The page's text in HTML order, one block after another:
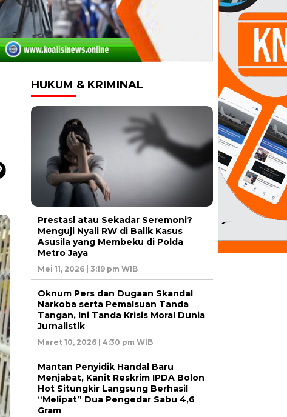
HUKUM & KRIMINAL
Prestasi atau Sekadar Seremoni?
Menguji Nyali RW di Balik Kasus
Asusila yang Membeku di Polda
Metro Jaya
Mei 11, 2026 | 3:19 pm WIB
Oknum Pers dan Dugaan Skandal
Narkoba serta Pemalsuan Tanda
Tangan, Ini Tanda Krisis Moral Dunia
Jurnalistik
Maret 10, 2026 | 4:30 pm WIB
Mantan Penyidik Handal Baru
Menjabat, Kanit Reskrim IPDA Bolon
Hot Situngkir Langsung Berhasil
“Melipat” Dua Pengedar Sabu 4,6
Gram